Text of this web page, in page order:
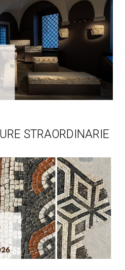
STRAORDINARIE